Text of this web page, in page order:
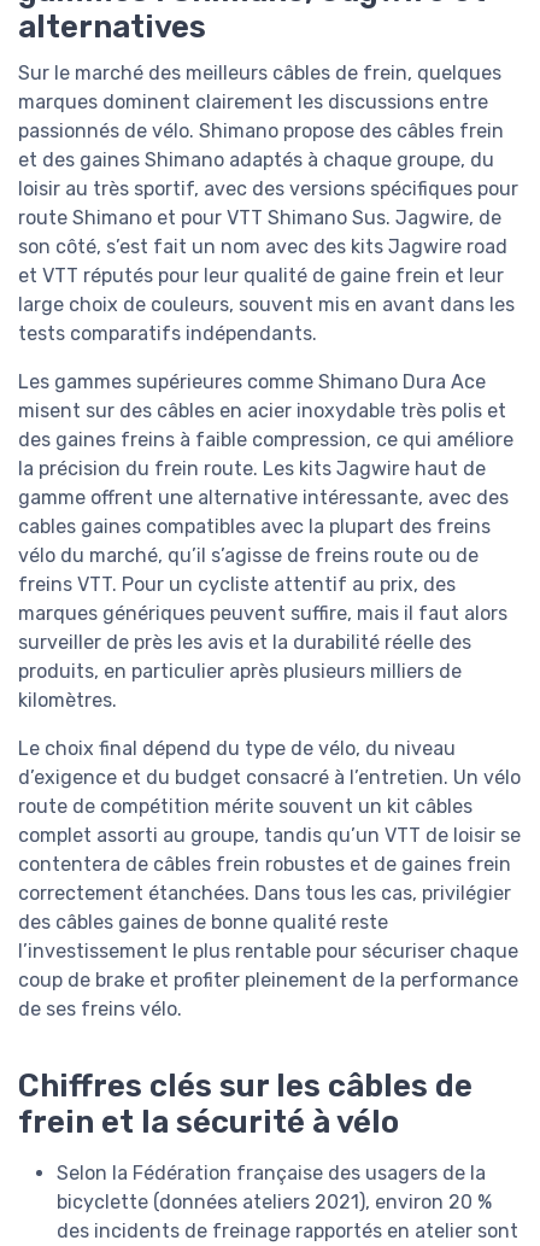
alternatives
Sur le marché des meilleurs câbles de frein, quelques
marques dominent clairement les discussions entre
passionnés de vélo. Shimano propose des câbles frein
et des gaines Shimano adaptés à chaque groupe, du
loisir au très sportif, avec des versions spécifiques pour
route Shimano et pour VTT Shimano Sus. Jagwire, de
son côté, s’est fait un nom avec des kits Jagwire road
et VTT réputés pour leur qualité de gaine frein et leur
large choix de couleurs, souvent mis en avant dans les
tests comparatifs indépendants.
Les gammes supérieures comme Shimano Dura Ace
misent sur des câbles en acier inoxydable très polis et
des gaines freins à faible compression, ce qui améliore
la précision du frein route. Les kits Jagwire haut de
gamme offrent une alternative intéressante, avec des
cables gaines compatibles avec la plupart des freins
vélo du marché, qu’il s’agisse de freins route ou de
freins VTT. Pour un cycliste attentif au prix, des
marques génériques peuvent suffire, mais il faut alors
surveiller de près les avis et la durabilité réelle des
produits, en particulier après plusieurs milliers de
kilomètres.
Le choix final dépend du type de vélo, du niveau
d’exigence et du budget consacré à l’entretien. Un vélo
route de compétition mérite souvent un kit câbles
complet assorti au groupe, tandis qu’un VTT de loisir se
contentera de câbles frein robustes et de gaines frein
correctement étanchées. Dans tous les cas, privilégier
des câbles gaines de bonne qualité reste
l’investissement le plus rentable pour sécuriser chaque
coup de brake et profiter pleinement de la performance
de ses freins vélo.
Chiffres clés sur les câbles de
frein et la sécurité à vélo
Selon la Fédération française des usagers de la
bicyclette (données ateliers 2021), environ 20 %
des incidents de freinage rapportés en atelier sont